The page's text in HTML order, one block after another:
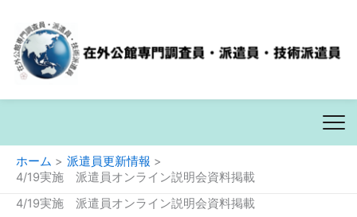
ホーム
派遣員更新情報
4/19実施 派遣員オンライン説明会資料掲載
4/19実施 派遣員オンライン説明会資料掲載